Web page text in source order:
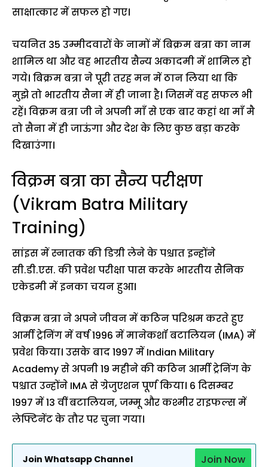
साक्षात्कार में सफल हो गए।
चयनित 35 उम्मीदवारों के नामों में बिक्रम बत्रा का नाम
शामिल था और वह भारतीय सैन्य अकादमी में शामिल हो
गये। बिक्रम बत्रा ने पूरी तरह मन में ठान लिया था कि
मुझे तो भारतीय सैना में ही जाना है। जिसमें वह सफल भी
रहें। विक्रम बत्रा जी ने अपनी माँ से एक बार कहां था माँ मै
तो सैना में ही जाऊंगा और देश के लिए कुछ बड़ा करके
दिखाउंगा।
विक्रम बत्रा का सैन्य परीक्षण
(Vikram Batra Military
Training)
सांइस में स्नातक की डिग्री लेने के पश्चात इन्होंने
सी.डी.एस. की प्रवेश परीक्षा पास करके भारतीय सैनिक
एकेडमी में इनका चयन हुआ।
विक्रम बत्रा ने अपने जीवन में कठिन परिश्रम करते हुए
आर्मी ट्रेनिंग में वर्ष 1996 में मानेकशॉ बटालियन (IMA) में
प्रवेश किया। उसके बाद 1997 में Indian Military
Academy से अपनी 19 महीने की कठिन आर्मी ट्रेनिंग के
पश्चात उन्होंने IMA से ग्रेजुएशन पूर्ण किया। 6 दिसम्बर
1997 में 13 वीं बटालियन, जम्मू और कश्मीर राइफल्स में
लेफ्टिनेंट के तौर पर चुना गया।
Join Whatsapp Channel Join Now